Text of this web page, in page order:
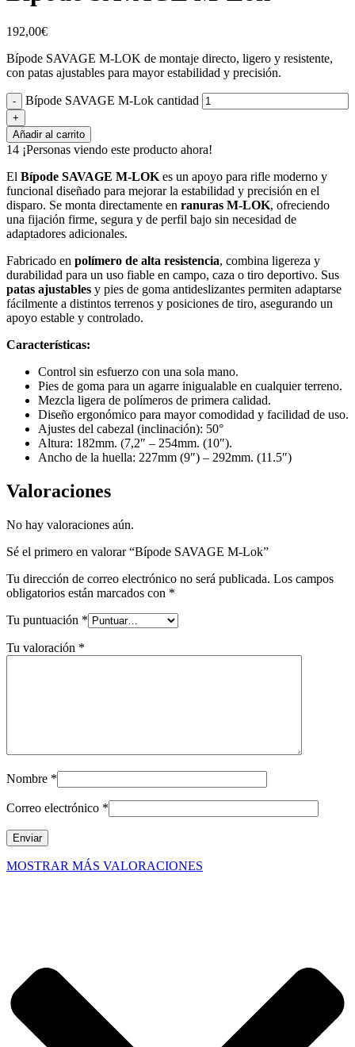
192,00€
Bípode SAVAGE M-LOK de montaje directo, ligero y resistente,
con patas ajustables para mayor estabilidad y precisión.
Bípode SAVAGE M-Lok cantidad
Añadir al carrito
14 ¡Personas viendo este producto ahora!
El Bípode SAVAGE M-LOK es un apoyo para rifle moderno y
funcional diseñado para mejorar la estabilidad y precisión en el
disparo. Se monta directamente en ranuras M-LOK, ofreciendo
una fijación firme, segura y de perfil bajo sin necesidad de
adaptadores adicionales.
Fabricado en polímero de alta resistencia, combina ligereza y
durabilidad para un uso fiable en campo, caza o tiro deportivo. Sus
patas ajustables y pies de goma antideslizantes permiten adaptarse
fácilmente a distintos terrenos y posiciones de tiro, asegurando un
apoyo estable y controlado.
Características:
Control sin esfuerzo con una sola mano.
Pies de goma para un agarre inigualable en cualquier terreno.
Mezcla ligera de polímeros de primera calidad.
Diseño ergonómico para mayor comodidad y facilidad de uso.
Ajustes del cabezal (inclinación): 50°
Altura: 182mm. (7,2″ – 254mm. (10″).
Ancho de la huella: 227mm (9″) – 292mm. (11.5″)
Valoraciones
No hay valoraciones aún.
Sé el primero en valorar “Bípode SAVAGE M-Lok”
Tu dirección de correo electrónico no será publicada. Los campos
obligatorios están marcados con *
Tu puntuación *
Tu valoración *
Nombre *
Correo electrónico *
MOSTRAR MÁS VALORACIONES